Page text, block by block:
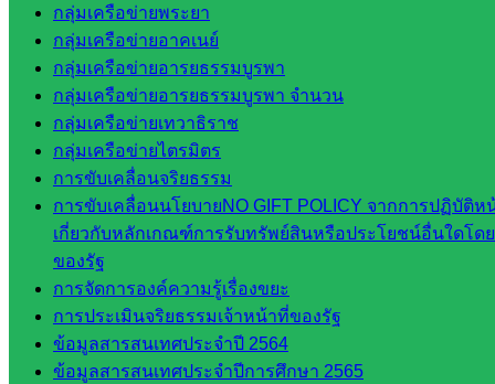
กลุ่มเครือข่ายพระยา
กลุ่มเครือข่ายอาคเนย์
กลุ่มเครือข่ายอารยธรรมบูรพา
กลุ่มเครือข่ายอารยธรรมบูรพา จำนวน
กลุ่มเครือข่ายเทวาธิราช
กลุ่มเครือข่ายไตรมิตร
การขับเคลื่อนจริยธรรม
การขับเคลื่อนนโยบายNO GIFT POLICY จากการปฏิบัติ
เกี่ยวกับหลักเกณฑ์การรับทรัพย์สินหรือประโยชน์อื่นใดโด
ของรัฐ
การจัดการองค์ความรู้เรื่องขยะ
การประเมินจริยธรรมเจ้าหน้าที่ของรัฐ
ข้อมูลสารสนเทศประจำปี 2564
ข้อมูลสารสนเทศประจำปีการศึกษา 2565
สพป.สระแก้ว
เขต 2
โรงเรียน
ในสังกัด
สพป.สระแก้ว
เขต 1
โรงเรียน
ในสังกัด
สพป.สระแก้ว
เขต 2
วิทยาลัย
เทคนิค
สระแก้ว
วิทยาลัย